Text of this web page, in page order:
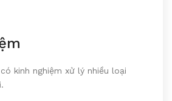
kinh nghiệm xử lý nhiều loại